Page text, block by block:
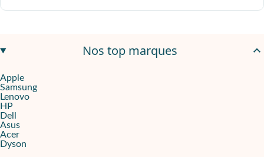
Nos top marques
Apple
Samsung
Lenovo
HP
Dell
Asus
Acer
Dyson